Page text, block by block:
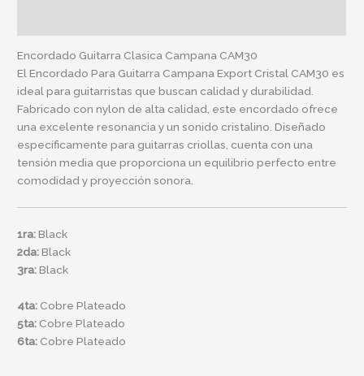
Encordado Guitarra Clasica Campana CAM30
El Encordado Para Guitarra Campana Export Cristal CAM30 es
ideal para guitarristas que buscan calidad y durabilidad.
Fabricado con nylon de alta calidad, este encordado ofrece
una excelente resonancia y un sonido cristalino. Diseñado
específicamente para guitarras criollas, cuenta con una
tensión media que proporciona un equilibrio perfecto entre
comodidad y proyección sonora.
1ra:Black
2da:Black
3ra:Black
4ta: Cobre Plateado
5ta: Cobre Plateado
6ta: Cobre Plateado